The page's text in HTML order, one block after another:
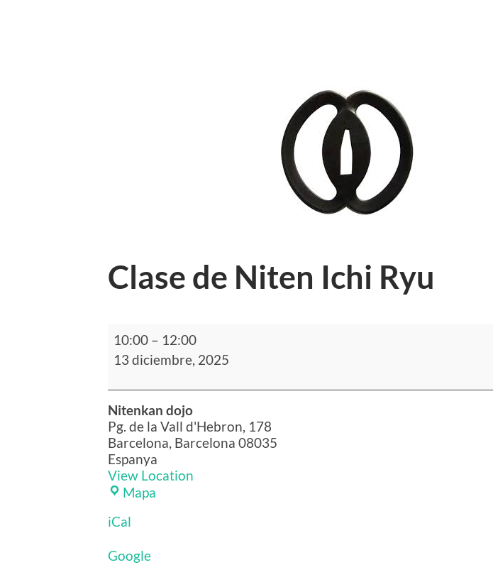
Clase de Niten Ichi Ryu
Clase
de
Niten
10:00 – 12:00
13 diciembre, 2025
Nitenkan dojo
Pg. de la Vall d'Hebron, 178
Barcelona, Barcelona 08035
Espanya
View Location
Mapa
iCal
Google